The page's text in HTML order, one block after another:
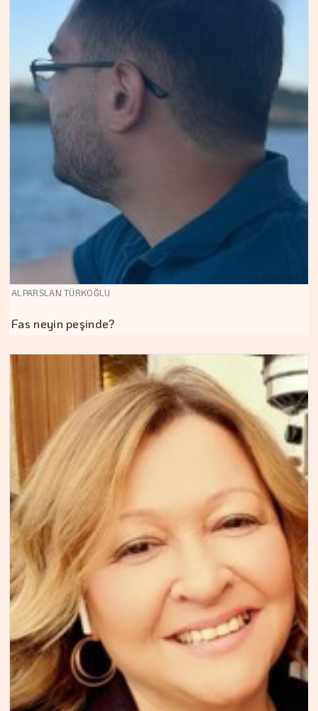
ALPARSLAN TÜRKOĞLU
Fas neyin peşinde?